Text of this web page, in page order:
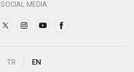
SOCIAL MEDIA
TR EN